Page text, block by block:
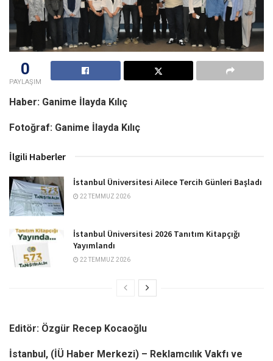
0
PAYLAŞIM
Haber: Ganime İlayda Kılıç
Fotoğraf: Ganime İlayda Kılıç
İlgili Haberler
İstanbul Üniversitesi Ailece Tercih Günleri Başladı
22 TEMMUZ 2026
İstanbul Üniversitesi 2026 Tanıtım Kitapçığı
Yayımlandı
22 TEMMUZ 2026
Editör: Özgür Recep Kocaoğlu
İstanbul, (İÜ Haber Merkezi) – Reklamcılık Vakfı ve